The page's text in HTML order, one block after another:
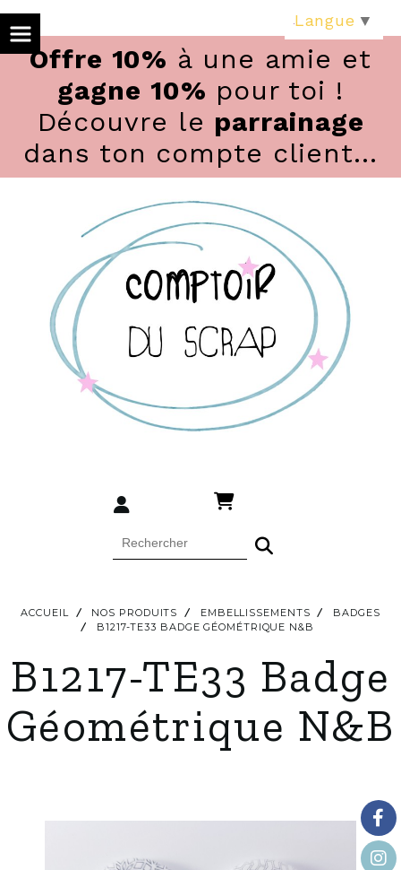
Offre 10% à une amie et
gagne 10% pour toi !
Découvre le parrainage
dans ton compte client...
ACCUEIL NOS PRODUITS EMBELLISSEMENTS
BADGES
B1217-TE33 BADGE GÉOMÉTRIQUE N&B
B1217-TE33 Badge
Géométrique N&B
Langue ▼